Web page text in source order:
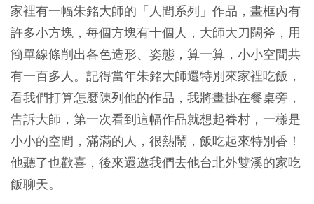
家裡有一幅朱銘大師的「人間系列」作品，畫框內有
許多小方塊，每個方塊有十個人，大師大刀闊斧，用
簡單線條削出各色造形、姿態，算一算，小小空間共
有一百多人。記得當年朱銘大師還特別來家裡吃飯，
看我們打算怎麼陳列他的作品，我將畫掛在餐桌旁，
告訴大師，第一次看到這幅作品就想起眷村，一樣是
小小的空間，滿滿的人，很熱鬧，飯吃起來特別香！
他聽了也歡喜，後來還邀我們去他台北外雙溪的家吃
飯聊天。